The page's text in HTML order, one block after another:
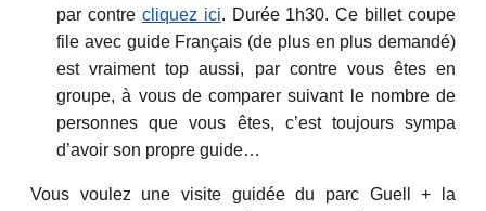
par contre cliquez ici. Durée 1h30. Ce billet coupe
file avec guide Français (de plus en plus demandé)
est vraiment top aussi, par contre vous êtes en
groupe, à vous de comparer suivant le nombre de
personnes que vous êtes, c’est toujours sympa
d’avoir son propre guide…
Vous voulez une visite guidée du parc Guell + la